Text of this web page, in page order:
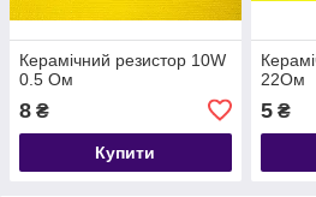
Керамічний резистор 10W
0.5 Ом
8 ₴
Купити
22Ом
5₴